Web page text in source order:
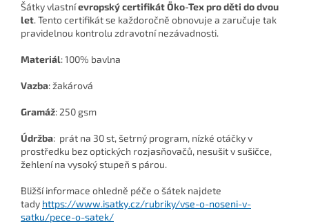
Šátky vlastníevropský certifikát Öko-Tex pro děti do dvou
let. Tento certifikát se každoročně obnovuje a zaručuje tak
pravidelnou kontrolu zdravotní nezávadnosti.
Materiál: 100% bavlna
Vazba: žakárová
Gramáž: 250 gsm
Údržba: prát na 30 st, šetrný program, nízké otáčky v
prostředku bez optických rozjasňovačů, nesušit v sušičce,
žehlení na vysoký stupeň s párou.
Bližší informace ohledně péče o šátek najdete
tady https://www.isatky.cz/rubriky/vse-o-noseni-v-
satku/pece-o-satek/